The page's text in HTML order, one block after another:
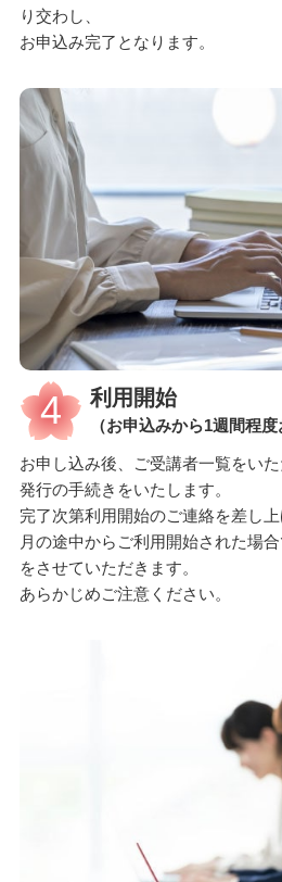
り交わし、
お申込み完了となります。
4 利用開始
（お申込みから1週間程
お申し込み後、ご受講者一覧をい
発行の手続きをいたします。
完了次第利用開始のご連絡を差し上
月の途中からご利用開始された場
をさせていただきます。
あらかじめご注意ください。